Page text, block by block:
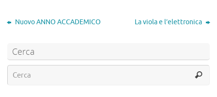
Nuovo ANNO ACCADEMICO La viola e l’elettronica
Cerca